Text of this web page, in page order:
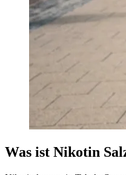
Was ist Nikotin